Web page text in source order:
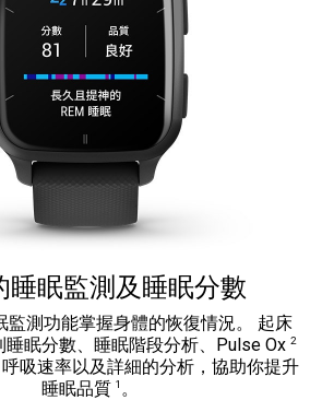
睡眠監測及睡眠分數
監測功能掌握身體的恢復情況。 起床
睡眠分數、睡眠階段分析、Pulse Ox 2
吸速率以及詳細的分析，協助你提升
睡眠品質 1 。